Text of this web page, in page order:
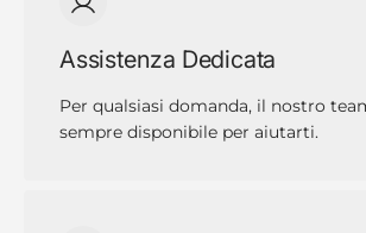
Assistenza Dedicata
Per qualsiasi domanda, il nostro
sempre disponibile per aiutarti.